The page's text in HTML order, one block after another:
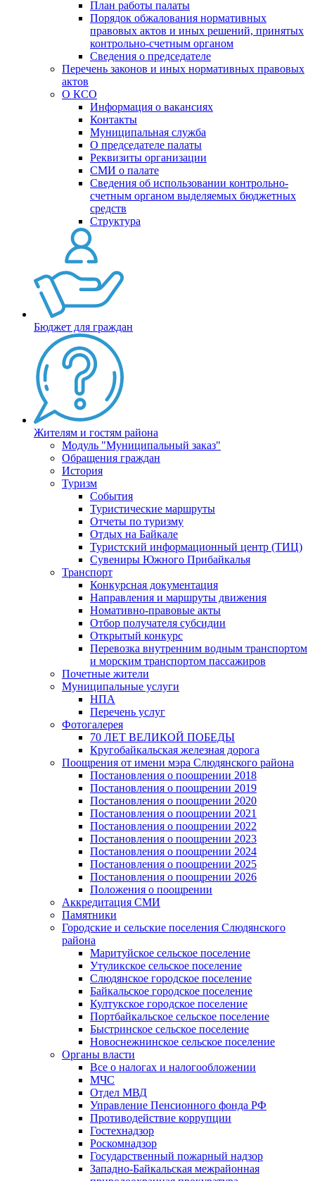
План работы палаты
Порядок обжалования нормативных
правовых актов и иных решений, принятых
контрольно-счетным органом
Сведения о председателе
Перечень законов и иных нормативных правовых
актов
О КСО
Информация о вакансиях
Контакты
Муниципальная служба
О председателе палаты
Реквизиты организации
СМИ о палате
Сведения об использовании контрольно-
счетным органом выделяемых бюджетных
средств
Структура
Бюджет для граждан
Жителям и гостям района
Модуль "Муниципальный заказ"
Обращения граждан
История
Туризм
События
Туристические маршруты
Отчеты по туризму
Отдых на Байкале
Туристский информационный центр (ТИЦ)
Сувениры Южного Прибайкалья
Транспорт
Конкурсная документация
Направления и маршруты движения
Номативно-правовые акты
Отбор получателя субсидии
Открытый конкурс
Перевозка внутренним водным транспортом
и морским транспортом пассажиров
Почетные жители
Муниципальные услуги
НПА
Перечень услуг
Фотогалерея
70 ЛЕТ ВЕЛИКОЙ ПОБЕДЫ
Кругобайкальская железная дорога
Поощрения от имени мэра Слюдянского района
Постановления о поощрении 2018
Постановления о поощрении 2019
Постановления о поощрении 2020
Постановления о поощрении 2021
Постановления о поощрении 2022
Постановления о поощрении 2023
Постановления о поощрении 2024
Постановления о поощрении 2025
Постановления о поощрении 2026
Положения о поощрении
Аккредитация СМИ
Памятники
Городские и сельские поселения Слюдянского
района
Маритуйское сельское поселение
Утуликское сельское поселение
Слюдянское городское поселение
Байкальское городское поселение
Култукское городское поселение
Портбайкальское сельское поселение
Быстринское сельское поселение
Новоснежнинское сельское поселение
Органы власти
Все о налогах и налогообложении
МЧС
Отдел МВД
Управление Пенсионного фонда РФ
Противодействие коррупции
Гостехнадзор
Роскомнадзор
Государственный пожарный надзор
Западно-Байкальская межрайонная